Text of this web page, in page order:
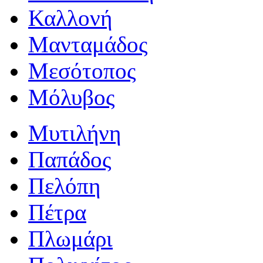
Καλλονή
Μανταμάδος
Μεσότοπος
Μόλυβος
Μυτιλήνη
Παπάδος
Πελόπη
Πέτρα
Πλωμάρι